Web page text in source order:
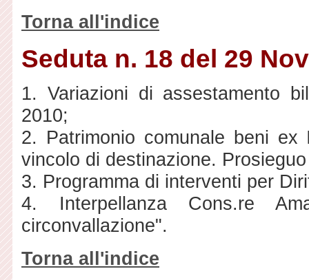
Torna all'indice
Seduta n. 18 del 29
1. Variazioni di assestamento
2010;
2. Patrimonio comunale beni ex
vincolo di destinazione.
3. Programma di interventi per
4. Interpellanza Cons.re
circonvallazione".
Torna all'indice